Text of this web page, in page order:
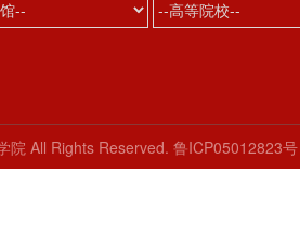
院 All Rights Reserved. 鲁ICP05012823号